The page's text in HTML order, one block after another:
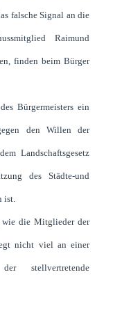
falsche Signal an die
Raimund
finden beim Bürger
Bürgermeisters ein
den Willen der
Landschaftsgesetz
des Städte-und
ist.
wie die Mitglieder der
nicht viel an einer
stellvertretende